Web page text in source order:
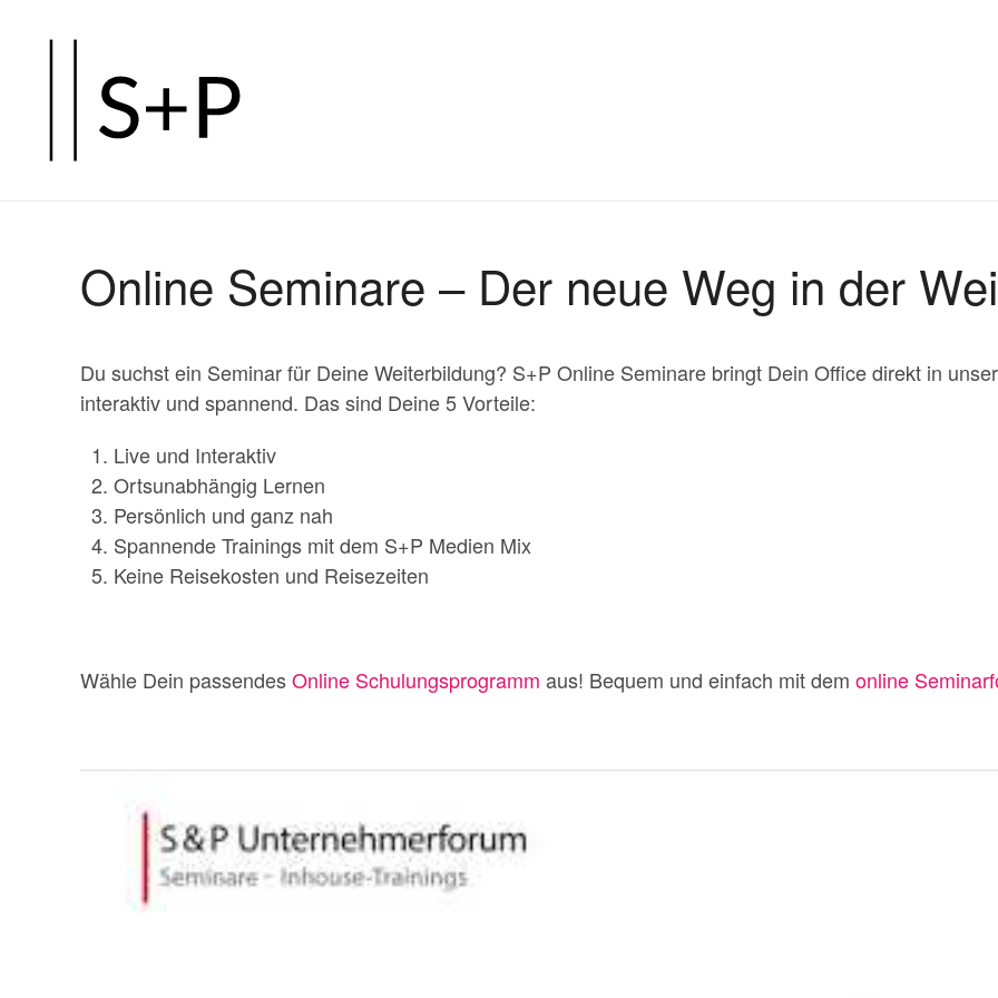
Hauptinhalt
springen
Online Seminare – Der neue Weg in der
Du suchst ein Seminar für Deine Weiterbildung? S+P Online Seminare bringt Dein Office direkt in
interaktiv und spannend. Das sind Deine 5 Vorteile:
Live und Interaktiv
Ortsunabhängig Lernen
Persönlich und ganz nah
Spannende Trainings mit dem S+P Medien Mix
Keine Reisekosten und Reisezeiten
Wähle Dein passendesOnline Schulungsprogramm aus! Bequem und einfach mit dem online